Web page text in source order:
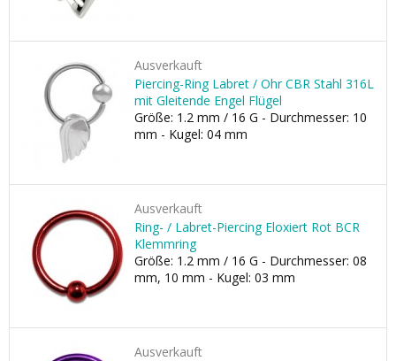
Ausverkauft
Piercing-Ring Labret / Ohr CBR Stahl 316L
mit Gleitende Engel Flügel
Größe: 1.2 mm / 16 G - Durchmesser: 10
mm - Kugel: 04 mm
Ausverkauft
Ring- / Labret-Piercing Eloxiert Rot BCR
Klemmring
Größe: 1.2 mm / 16 G - Durchmesser: 08
mm, 10 mm - Kugel: 03 mm
Ausverkauft